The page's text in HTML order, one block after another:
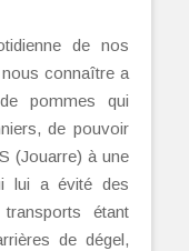
de nos
connaître a
pommes qui
de pouvoir
(Jouarre) à une
lui a évité des
étant
de dégel,